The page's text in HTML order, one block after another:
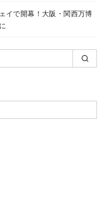
イで開幕！大阪・関西万博